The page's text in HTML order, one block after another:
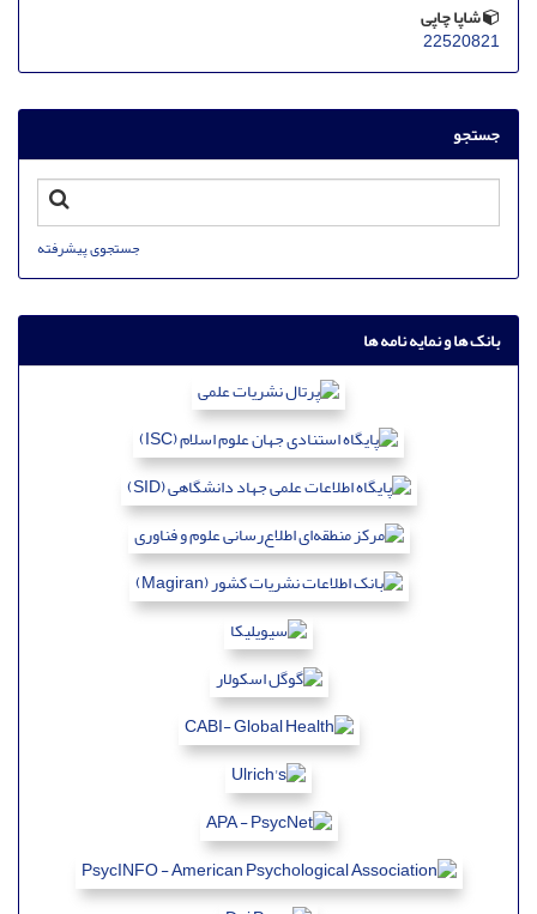
شاپا چاپی
22520821
جستجو
جستجوی پیشرفته
بانک ها و نمایه نامه ها